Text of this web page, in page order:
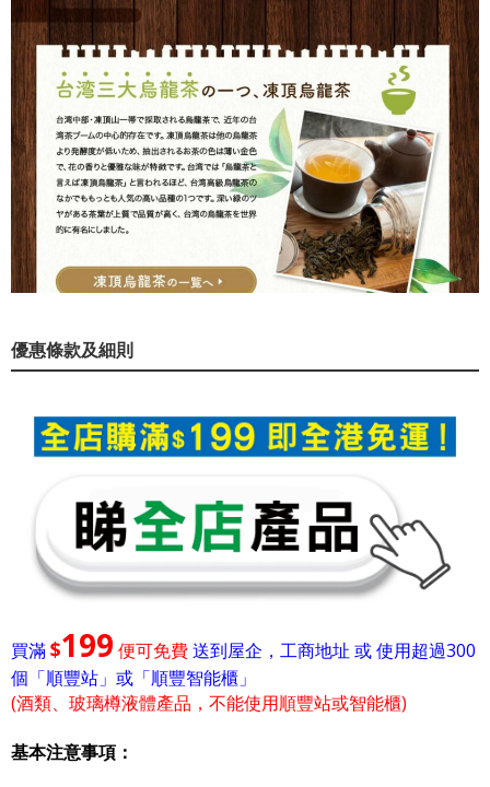
優惠條款及細則
買滿$199 便可免費送到屋企，工商地址 或 使用超過300
個「順豐站」或「順豐智能櫃」
(酒類、玻璃樽液體產品，不能使用順豐站或智能櫃)
基本注意事項：